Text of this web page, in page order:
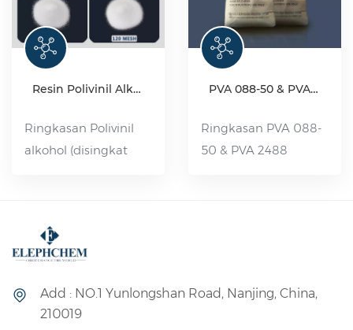
Resin Polivinil Alkohol (PVA) Kelas Industri
Ringkasan Polivinil
alkohol (disingkat
flokulan atau
padatan bubuk, tidak
PVA 088-50 & PVA 2488
Ringkasan PVA 088-
50 & PVA 2488
larut dalam air
Add : NO.1 Yunlongshan Road, Nanjing, China,
210019